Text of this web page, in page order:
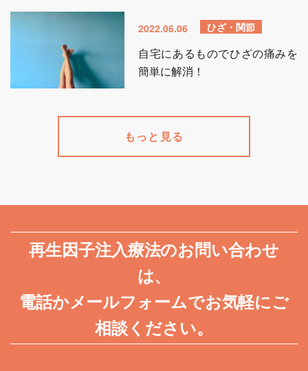
2022.06.06 ひざ・関節
自宅にあるものでひざの痛みを
簡単に解消！
もっと見る
再生因子注入療法のお問い合わせ
は、
電話かメールフォームでお気軽にご
相談ください。